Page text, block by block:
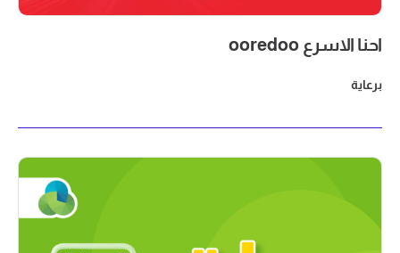
احنا الاسرع ooredoo
برعاية